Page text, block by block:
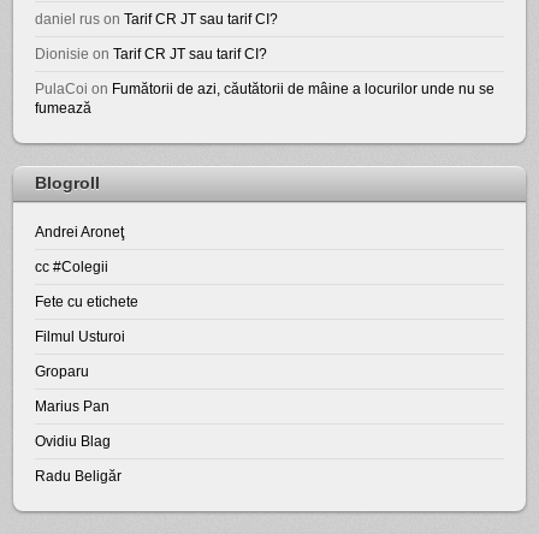
daniel rus onTarif CR JT sau tarif CI?
Dionisie onTarif CR JT sau tarif CI?
PulaCoi on Fumătorii de azi, căutătorii de mâine a locurilor unde nu se
fumează
Blogroll
Andrei Aroneţ
cc #Colegii
Fete cu etichete
Filmul Usturoi
Groparu
Marius Pan
Ovidiu Blag
Radu Beligăr